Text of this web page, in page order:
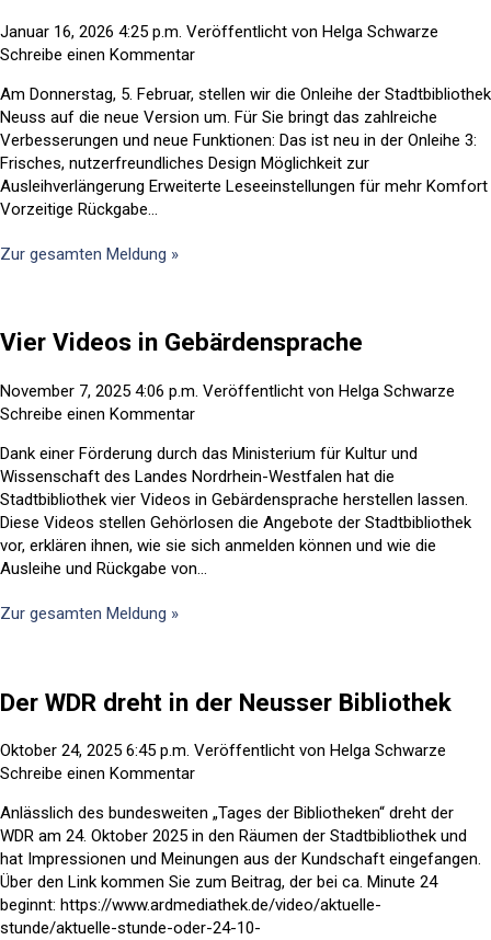
Januar 16, 2026 4:25 p.m. Veröffentlicht von Helga Schwarze
Schreibe einen Kommentar
Am Donnerstag, 5. Februar, stellen wir die Onleihe der Stadtbibliothek
Neuss auf die neue Version um. Für Sie bringt das zahlreiche
Verbesserungen und neue Funktionen: Das ist neu in der Onleihe 3:
Frisches, nutzerfreundliches Design Möglichkeit zur
Ausleihverlängerung Erweiterte Leseeinstellungen für mehr Komfort
Vorzeitige Rückgabe...
Zur gesamten Meldung »
Vier Videos in Gebärdensprache
November 7, 2025 4:06 p.m. Veröffentlicht von Helga Schwarze
Schreibe einen Kommentar
Dank einer Förderung durch das Ministerium für Kultur und
Wissenschaft des Landes Nordrhein-Westfalen hat die
Stadtbibliothek vier Videos in Gebärdensprache herstellen lassen.
Diese Videos stellen Gehörlosen die Angebote der Stadtbibliothek
vor, erklären ihnen, wie sie sich anmelden können und wie die
Ausleihe und Rückgabe von...
Zur gesamten Meldung »
Der WDR dreht in der Neusser Bibliothek
Oktober 24, 2025 6:45 p.m. Veröffentlicht von Helga Schwarze
Schreibe einen Kommentar
Anlässlich des bundesweiten „Tages der Bibliotheken“ dreht der
WDR am 24. Oktober 2025 in den Räumen der Stadtbibliothek und
hat Impressionen und Meinungen aus der Kundschaft eingefangen.
Über den Link kommen Sie zum Beitrag, der bei ca. Minute 24
beginnt: https://www.ardmediathek.de/video/aktuelle-
stunde/aktuelle-stunde-oder-24-10-